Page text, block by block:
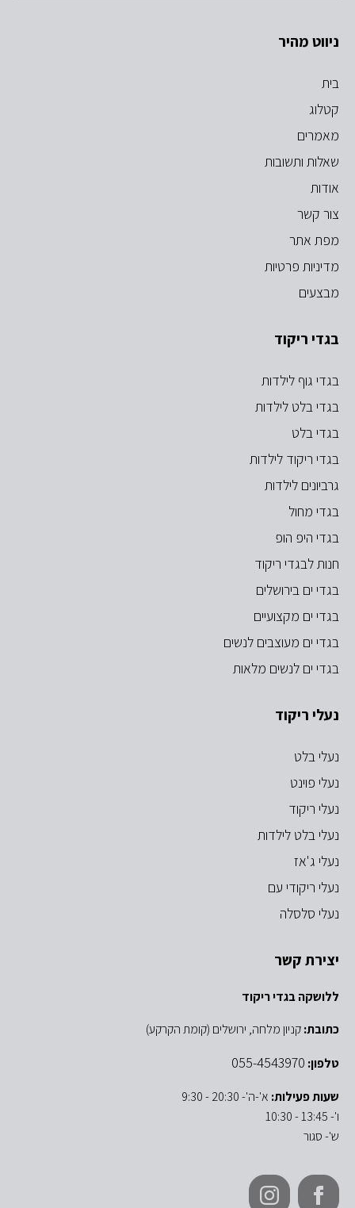
ניווט מהיר
בית
קטלוג
מאמרים
שאלות ותשובות
אודות
צור קשר
מפת אתר
מדיניות פרטיות
מבצעים
בגדי ריקוד
בגדי גוף לילדות
בגדי בלט לילדות
בגדי בלט
בגדי ריקוד לילדות
גרביונים לילדות
בגדי מחול
בגדי היפ הופ
חנות לבגדי ריקוד
בגדי ים בירושלים
בגדי ים מקצועיים
בגדי ים מעוצבים לנשים
בגדי ים לנשים מלאות
נעלי ריקוד
נעלי בלט
נעלי פוינט
נעלי ריקוד
נעלי בלט לילדות
נעלי ג'אז
נעלי ריקודי עם
נעלי סלסלה
יצירת קשר
ללושקה בגדי ריקוד
כתובת:קניון מלחה, ירושלים (קומת הקרקע)
טלפון: 055-4543970
שעות פעילות: א'-ה'- 20:30 - 9:30
ו'- 13:45 - 10:30
ש'- סגור